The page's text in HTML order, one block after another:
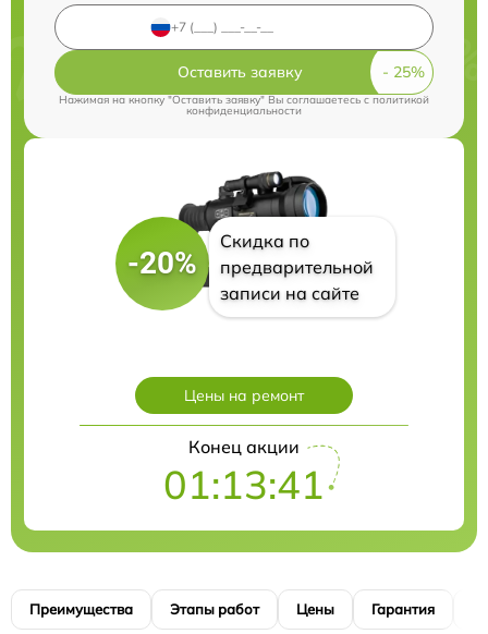
Оставить заявку
Нажимая на кнопку "Оставить заявку" Вы соглашаетесь cполитикой
конфиденциальности
-20%
Скидка по
предварительной
записи на сайте
Цены на ремонт
Конец акции
01:13:40
Преимущества Этапы работ Цены Гарантия